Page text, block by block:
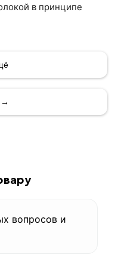
в принципе
→
вопросов и